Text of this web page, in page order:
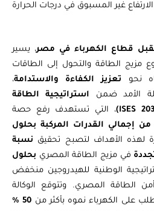
غير المسبوق في درجات الحرارة
قطاع الكهرباء في مصر، يسير
الطاقة والتحول إلى الطاقات
نحوتعزيز الكفاءة والاستدامة،
الأمد ضمن
استراتيجية الطاقة
، التي تستهدف رفع حصة
المتجددة إلى 42% من إجمالي القدرات المركبة بحلول
لهذه الأهداف لتصبح تحقيقنسبة
في مزيج الطاقة المصريبحلول
الوطنية للهيدروجين منخفض
الطاقة المصري. وتتوقع الوكالة
على الكهرباء نموه بأكثر من
50 %